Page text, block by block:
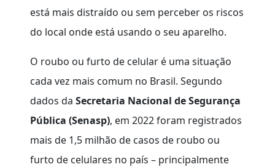
está mais distraído ou sem perceber os riscos
do local onde está usando o seu aparelho.
O roubo ou furto de celular é uma situação
cada vez mais comum no Brasil. Segundo
dados daSecretaria Nacional de Segurança
Pública (Senasp), em 2022 foram registrados
mais de 1,5 milhão de casos de roubo ou
furto de celulares no país – principalmente